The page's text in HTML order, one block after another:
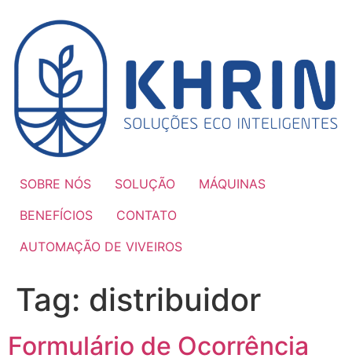
conteúdo
SOBRE NÓS SOLUÇÃO
MÁQUINAS
BENEFÍCIOS
CONTATO
AUTOMAÇÃO DE VIVEIROS
Tag: distribuidor
Formulário de Ocorrência